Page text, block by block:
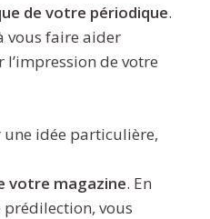
de votre périodique.
vous faire aider
de votre
une idée particulière,
votre magazine. En
vous